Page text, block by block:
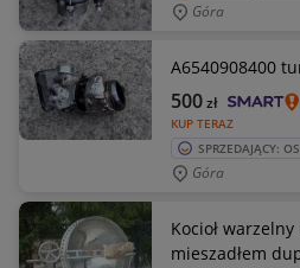
Góra
A6540908400
KUP TERAZ
500zł
SPRZEDAJĄCY:
Góra
Kocioł
mieszadłem